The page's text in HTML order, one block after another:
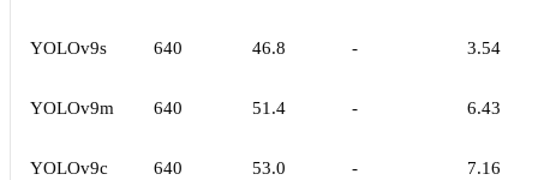
YOLOv9s 640 46.8 - 3.54
YOLOv9m 640 51.4 - 6.43
YOLOv9c 640 53.0 - 7.16